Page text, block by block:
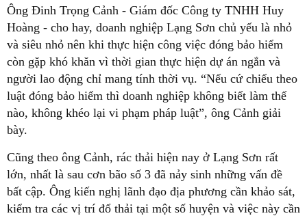
Ông Đinh Trọng Cảnh - Giám đốc Công ty TNHH Huy
Hoàng - cho hay, doanh nghiệp Lạng Sơn chủ yếu là nhỏ
và siêu nhỏ nên khi thực hiện công việc đóng bảo hiểm
còn gặp khó khăn vì thời gian thực hiện dự án ngắn và
người lao động chỉ mang tính thời vụ. “Nếu cứ chiểu theo
luật đóng bảo hiểm thì doanh nghiệp không biết làm thế
nào, không khéo lại vi phạm pháp luật”, ông Cảnh giải
bày.
Cũng theo ông Cảnh, rác thải hiện nay ở Lạng Sơn rất
lớn, nhất là sau cơn bão số 3 đã nảy sinh những vấn đề
bất cập. Ông kiến nghị lãnh đạo địa phương cần khảo sát,
kiểm tra các vị trí đổ thải tại một số huyện và việc này cần